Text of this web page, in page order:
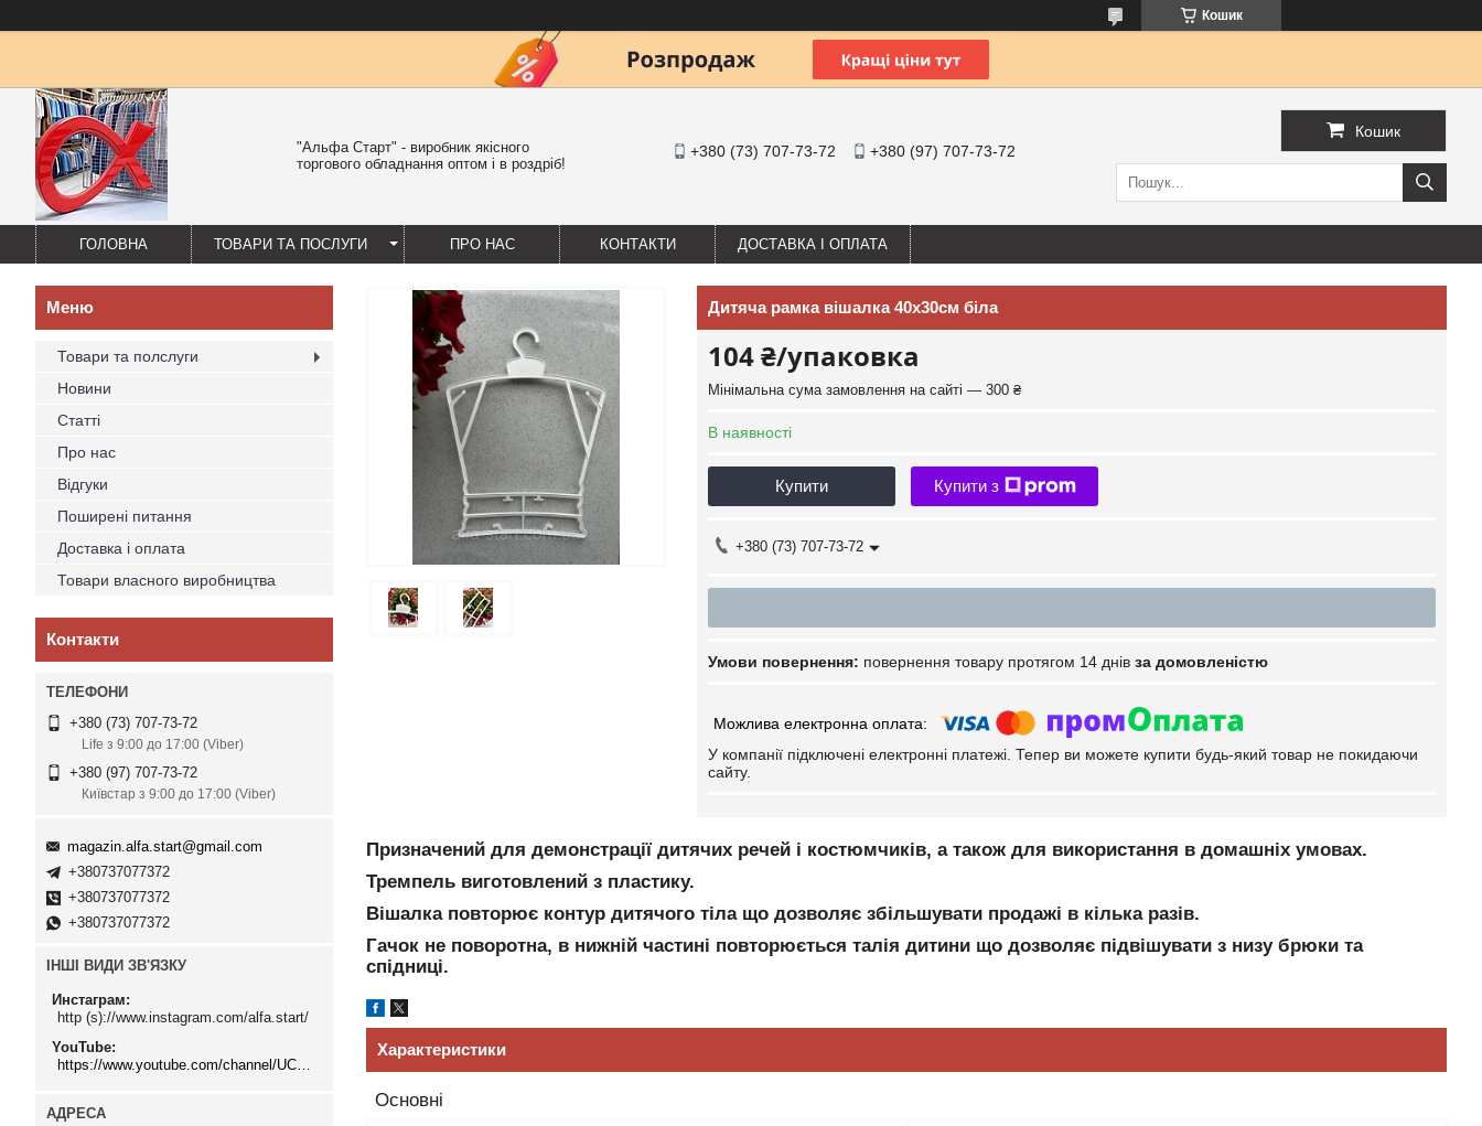
Кошик
"Альфа Старт" - виробник якісного
торгового обладнання оптом і в роздріб!
+380 (73) 707-73-72 +380 (97) 707-73-72
Кошик
ГОЛОВНА ТОВАРИ ТА ПОСЛУГИ ПРО НАС КОНТАКТИ ДОСТАВКА І ОПЛАТА
Дитяча рамка вішалка 40х30см біла
104 ₴/упаковка
Мінімальна сума замовлення на сайті — 300 ₴
В наявності
Купити Купити з
+380 (73) 707-73-72
повернення товару протягом 14 днів за домовленістю
У компанії підключені електронні платежі. Тепер ви можете купити будь-який товар не покидаючи
сайту.
Призначений для демонстрації дитячих речей і костюмчиків, а також для використання в домашніх умовах.
Тремпель виготовлений з пластику.
Вішалка повторює контур дитячого тіла що дозволяє збільшувати продажі в кілька разів.
Гачок не поворотна, в нижній частині повторюється талія дитини що дозволяє підвішувати з низу брюки та
спідниці.
Характеристики
Основні
Товари та полслуги
Новини
Статті
Про нас
Відгуки
Поширені питання
Доставка і оплата
Товари власного виробництва
Контакти
+380 (73) 707-73-72
Life з 9:00 до 17:00 (Viber)
+380 (97) 707-73-72
Київстар з 9:00 до 17:00 (Viber)
magazin.alfa.start@gmail.com
+380737077372
+380737077372
+380737077372
ІНШІ ВИДИ ЗВ'ЯЗКУ
Инстаграм
http (s)://www.instagram.com/alfa.start/
YouTube